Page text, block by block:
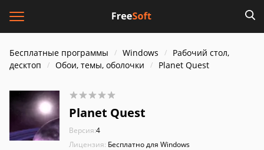
Бесплатные программы Windows
Рабочий стол,
десктоп
Обои, темы, оболочки Planet Quest
Planet Quest
Версия:4
Лицензия: Бесплатно для Windows